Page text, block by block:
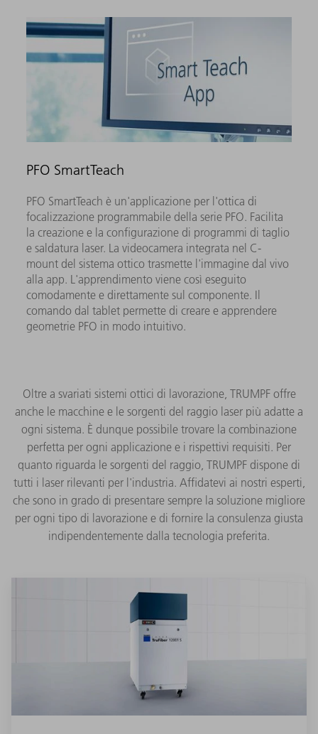
PFO SmartTeach
PFO SmartTeach è un'applicazione per l'ottica di
focalizzazione programmabile della serie PFO. Facilita
la creazione e la configurazione di programmi di taglio
e saldatura laser. La videocamera integrata nel C-
mount del sistema ottico trasmette l'immagine dal vivo
alla app. L'apprendimento viene così eseguito
comodamente e direttamente sul componente. Il
comando dal tablet permette di creare e apprendere
geometrie PFO in modo intuitivo.
Oltre a svariati sistemi ottici di lavorazione, TRUMPF offre
anche le macchine e le sorgenti del raggio laser più adatte a
ogni sistema. È dunque possibile trovare la combinazione
perfetta per ogni applicazione e i rispettivi requisiti. Per
quanto riguarda le sorgenti del raggio, TRUMPF dispone di
tutti i laser rilevanti per l'industria. Affidatevi ai nostri esperti,
che sono in grado di presentare sempre la soluzione migliore
per ogni tipo di lavorazione e di fornire la consulenza giusta
indipendentemente dalla tecnologia preferita.